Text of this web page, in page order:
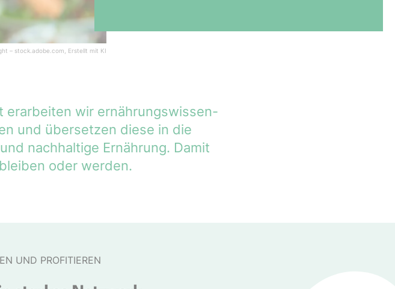
– stock.adobe.com, Erstellt mit KI
erarbeiten wir er­nähr­ungs­wis­sen­
und übersetzen diese in die
nachhaltige Ernährung. Damit
oder werden.
UND PROFITIEREN